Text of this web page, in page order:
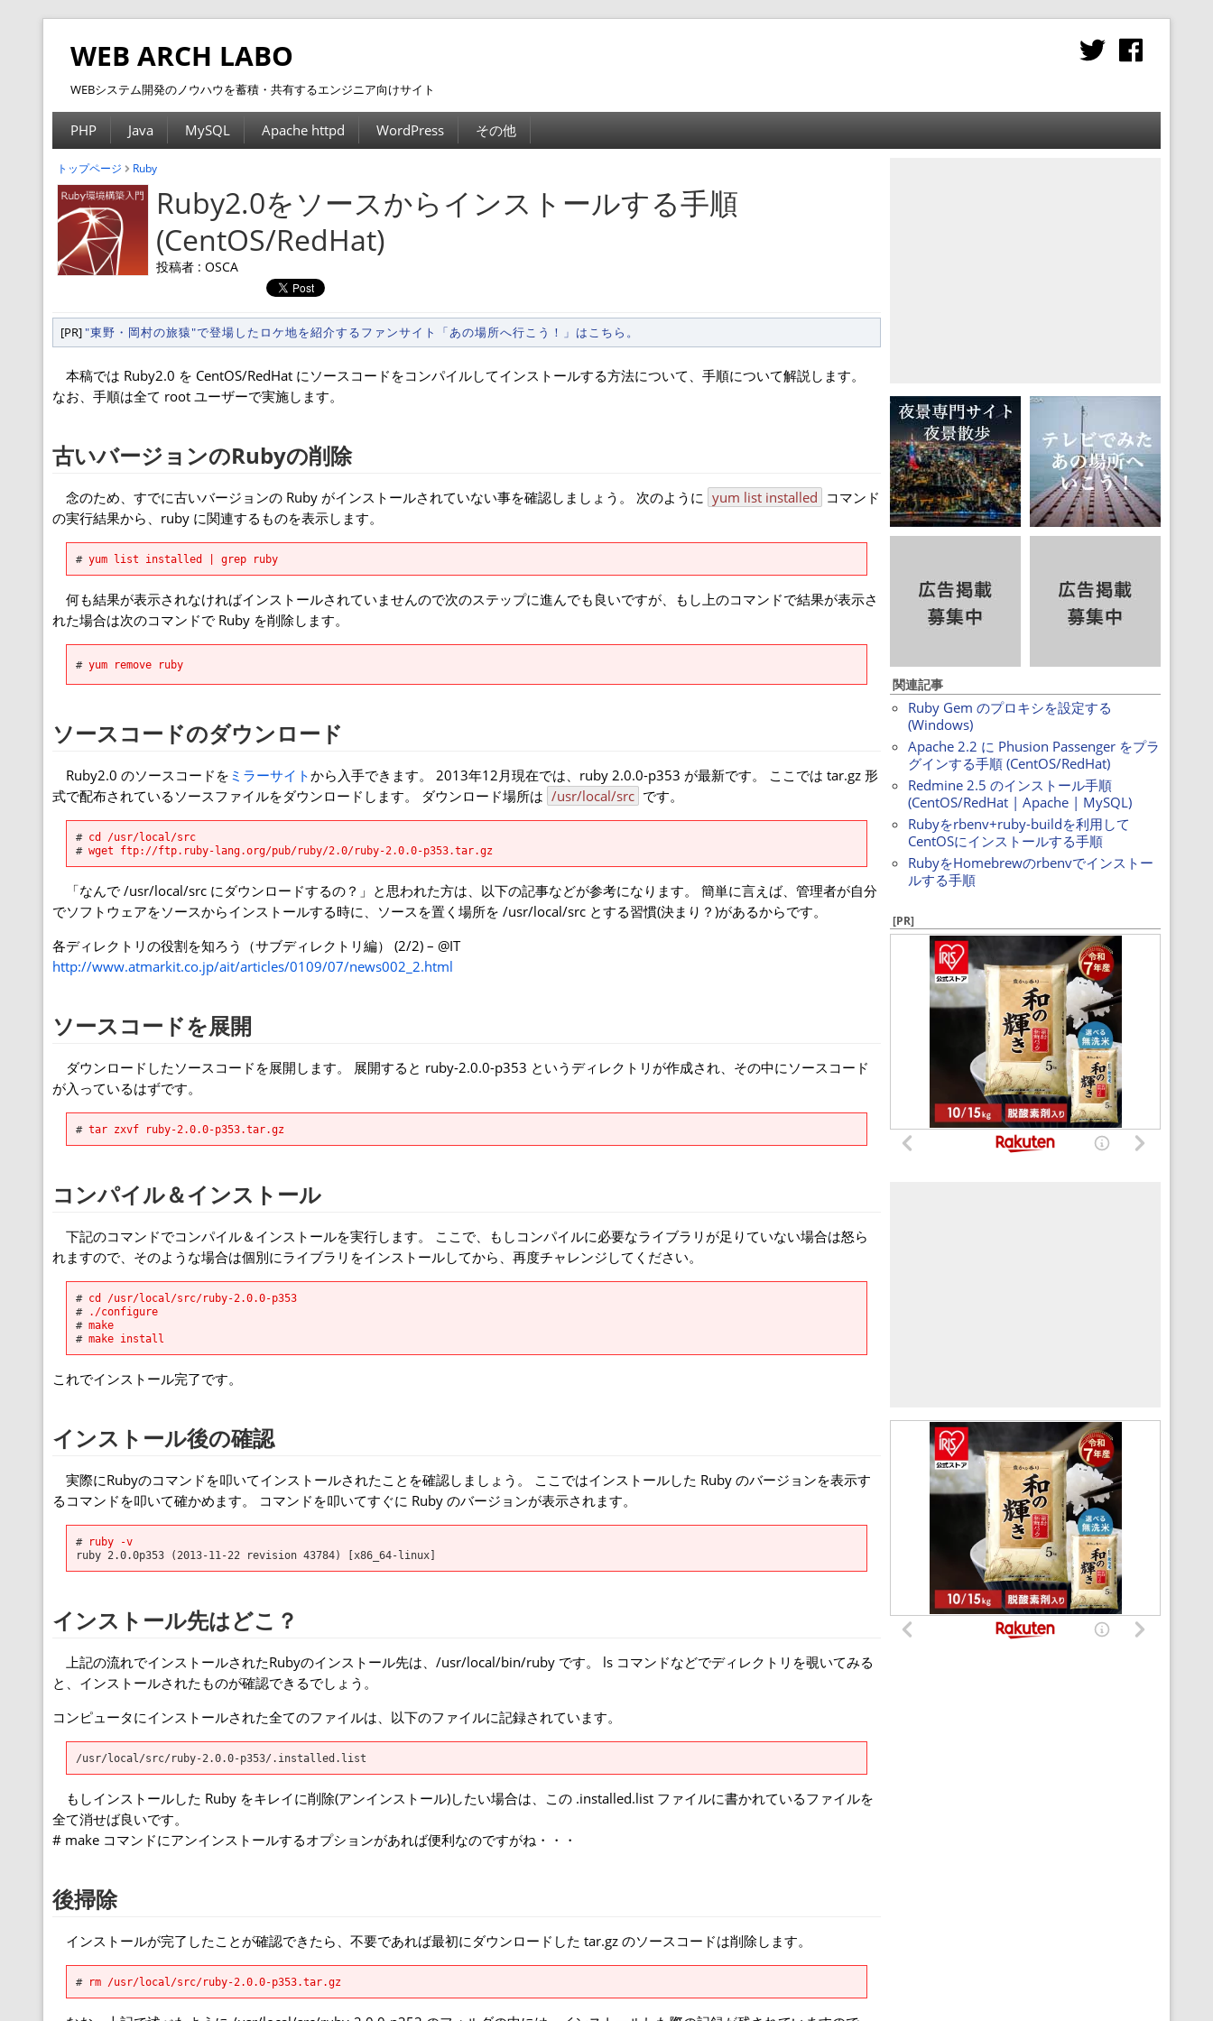
WEB ARCH LABO
WEBシステム開発のノウハウを蓄積・共有するエンジニア向けサイト
PHP Java MySQL Apache httpd WordPress その他
トップページ Ruby
Ruby2.0をソースからインストールする手順
(CentOS/RedHat)
投稿者 : OSCA
[PR]"東野・岡村の旅猿"で登場したロケ地を紹介するファンサイト「あの場所へ行こう！」はこちら。
本稿では Ruby2.0 を CentOS/RedHat にソースコードをコンパイルしてインストールする方法について、手順について解説します。
なお、手順は全て root ユーザーで実施します。
古いバージョンのRubyの削除
念のため、すでに古いバージョンの Ruby がインストールされていない事を確認しましょう。 次のように yum list installed コマンド
の実行結果から、ruby に関連するものを表示します。
# yum list installed | grep ruby
何も結果が表示されなければインストールされていませんので次のステップに進んでも良いですが、もし上のコマンドで結果が表示さ
れた場合は次のコマンドで Ruby を削除します。
# yum remove ruby
ソースコードのダウンロード
Ruby2.0 のソースコードを ミラーサイトから入手できます。 2013年12月現在では、ruby 2.0.0-p353 が最新です。 ここでは tar.gz 形
式で配布されているソースファイルをダウンロードします。 ダウンロード場所は /usr/local/src です。
# cd /usr/local/src
# wget ftp://ftp.ruby-lang.org/pub/ruby/2.0/ruby-2.0.0-p353.tar.gz
「なんで /usr/local/src にダウンロードするの？」と思われた方は、以下の記事などが参考になります。 簡単に言えば、管理者が自分
でソフトウェアをソースからインストールする時に、ソースを置く場所を /usr/local/src とする習慣(決まり？)があるからです。
各ディレクトリの役割を知ろう（サブディレクトリ編） (2/2) – @IT
http://www.atmarkit.co.jp/ait/articles/0109/07/news002_2.html
ソースコードを展開
ダウンロードしたソースコードを展開します。 展開すると ruby-2.0.0-p353 というディレクトリが作成され、その中にソースコード
が入っているはずです。
# tar zxvf ruby-2.0.0-p353.tar.gz
コンパイル＆インストール
下記のコマンドでコンパイル＆インストールを実行します。 ここで、もしコンパイルに必要なライブラリが足りていない場合は怒ら
れますので、そのような場合は個別にライブラリをインストールしてから、再度チャレンジしてください。
# cd /usr/local/src/ruby-2.0.0-p353
# ./configure
# make
# make install
これでインストール完了です。
インストール後の確認
実際にRubyのコマンドを叩いてインストールされたことを確認しましょう。 ここではインストールした Ruby のバージョンを表示す
るコマンドを叩いて確かめます。 コマンドを叩いてすぐに Ruby のバージョンが表示されます。
# ruby -v
インストール先はどこ？
上記の流れでインストールされたRubyのインストール先は、/usr/local/bin/ruby です。 ls コマンドなどでディレクトリを覗いてみる
と、インストールされたものが確認できるでしょう。
コンピュータにインストールされた全てのファイルは、以下のファイルに記録されています。
/usr/local/src/ruby-2.0.0-p353/.installed.list
もしインストールした Ruby をキレイに削除(アンインストール)したい場合は、この .installed.list ファイルに書かれているファイルを
全て消せば良いです。
# make コマンドにアンインストールするオプションがあれば便利なのですがね・・・
後掃除
インストールが完了したことが確認できたら、不要であれば最初にダウンロードした tar.gz のソースコードは削除します。
# rm /usr/local/src/ruby-2.0.0-p353.tar.gz
関連記事
Ruby Gem のプロキシを設定する
(Windows)
Apache 2.2 に Phusion Passenger をプラ
グインする手順 (CentOS/RedHat)
Redmine 2.5 のインストール手順
(CentOS/RedHat | Apache | MySQL)
Rubyをrbenv+ruby-buildを利用して
CentOSにインストールする手順
RubyをHomebrewのrbenvでインストー
ルする手順
[PR]